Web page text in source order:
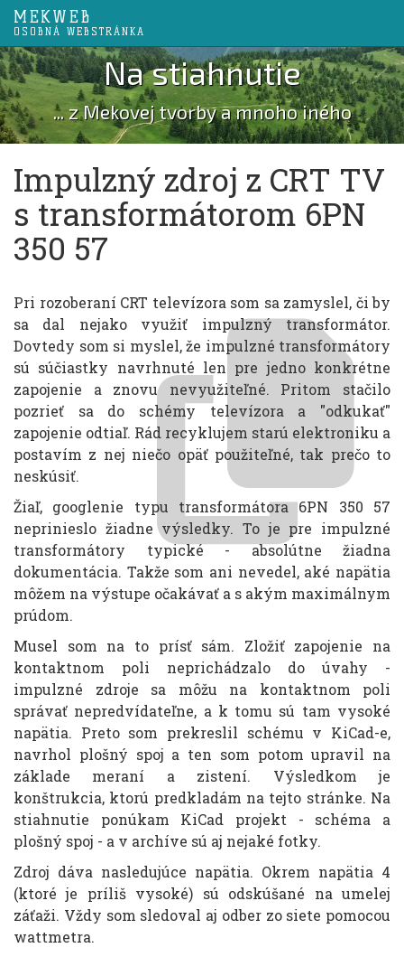
MEKWEB
OSOBNÁ WEBSTRÁNKA
Na stiahnutie
... z Mekovej tvorby a mnoho iného
Impulzný zdroj z CRT TV
s transformátorom 6PN
350 57
Pri rozoberaní CRT televízora som sa zamyslel, či by
sa dal nejako využiť impulzný transformátor.
Dovtedy som si myslel, že impulzné transformátory
sú súčiastky navrhnuté len pre jedno konkrétne
zapojenie a znovu nevyužiteľné. Pritom stačilo
pozrieť sa do schémy televízora a "odkukať"
zapojenie odtiaľ. Rád recyklujem starú elektroniku a
postavím z nej niečo opäť použiteľné, tak prečo to
neskúsiť.
Žiaľ, googlenie typu transformátora 6PN 350 57
neprinieslo žiadne výsledky. To je pre impulzné
transformátory typické - absolútne žiadna
dokumentácia. Takže som ani nevedel, aké napätia
môžem na výstupe očakávať a s akým maximálnym
prúdom.
Musel som na to prísť sám. Zložiť zapojenie na
kontaktnom poli neprichádzalo do úvahy -
impulzné zdroje sa môžu na kontaktnom poli
správať nepredvídateľne, a k tomu sú tam vysoké
napätia. Preto som prekreslil schému v KiCad-e,
navrhol plošný spoj a ten som potom upravil na
základe meraní a zistení. Výsledkom je
konštrukcia, ktorú predkladám na tejto stránke. Na
stiahnutie ponúkam KiCad projekt - schéma a
plošný spoj - a v archíve sú aj nejaké fotky.
Zdroj dáva nasledujúce napätia. Okrem napätia 4
(ktoré je príliš vysoké) sú odskúšané na umelej
záťaži. Vždy som sledoval aj odber zo siete pomocou
wattmetra.